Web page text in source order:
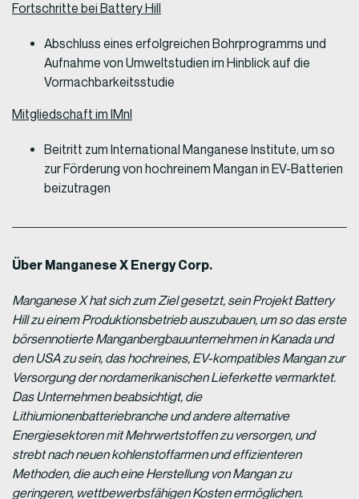
Fortschritte bei Battery Hill
Abschluss eines erfolgreichen Bohrprogramms und
Aufnahme von Umweltstudien im Hinblick auf die
Vormachbarkeitsstudie
Mitgliedschaft im IMnI
Beitritt zum International Manganese Institute, um so
zur Förderung von hochreinem Mangan in EV-Batterien
beizutragen
Über Manganese X Energy Corp.
Manganese X hat sich zum Ziel gesetzt, sein Projekt Battery
Hill zu einem Produktionsbetrieb auszubauen, um so das erste
börsennotierte Manganbergbauunternehmen in Kanada und
den USA zu sein, das hochreines, EV-kompatibles Mangan zur
Versorgung der nordamerikanischen Lieferkette vermarktet.
Das Unternehmen beabsichtigt, die
Lithiumionenbatteriebranche und andere alternative
Energiesektoren mit Mehrwertstoffen zu versorgen, und
strebt nach neuen kohlenstoffarmen und effizienteren
Methoden, die auch eine Herstellung von Mangan zu
geringeren, wettbewerbsfähigen Kosten ermöglichen.